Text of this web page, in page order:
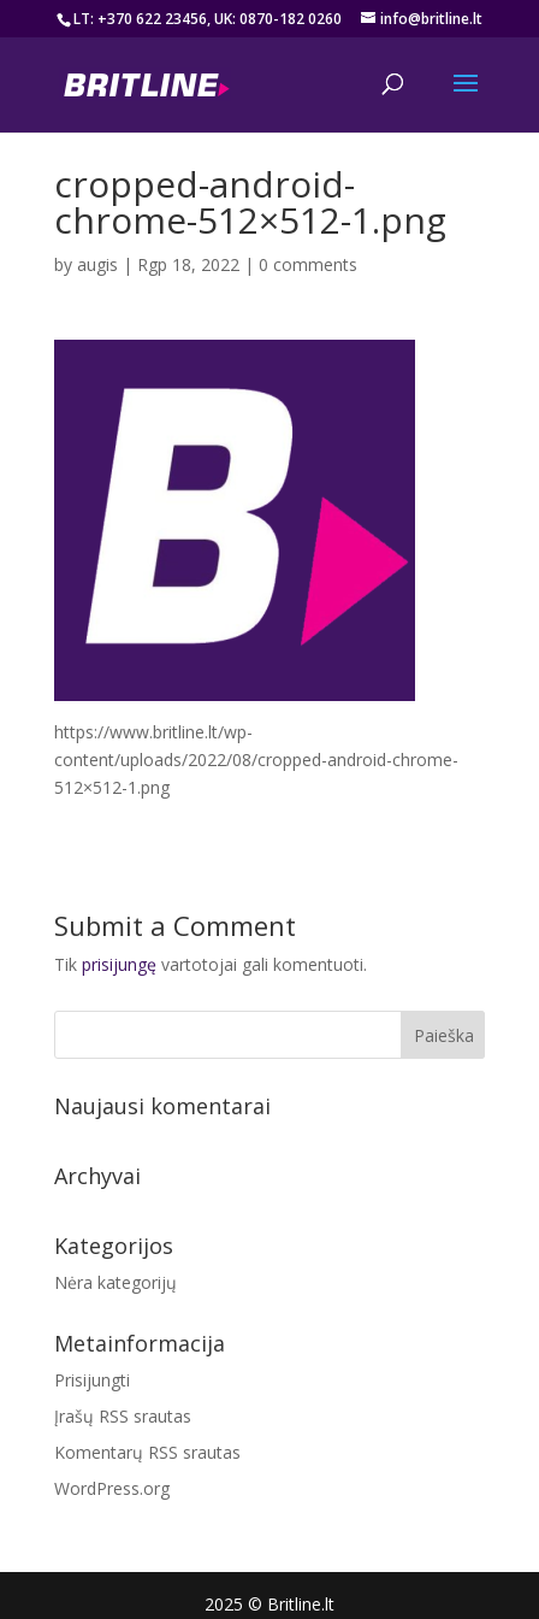
LT: +370 622 23456, UK: 0870-182 0260 info@britline.lt
cropped-android-
chrome-512×512-1.png
by augis | Rgp 18, 2022| 0 comments
https://www.britline.lt/wp-
content/uploads/2022/08/cropped-android-chrome-
512×512-1.png
Submit a Comment
Tik prisijungę vartotojai gali komentuoti.
Naujausi komentarai
Archyvai
Kategorijos
Nėra kategorijų
Metainformacija
Prisijungti
Įrašų RSS srautas
Komentarų RSS srautas
WordPress.org
2025 © Britline.lt